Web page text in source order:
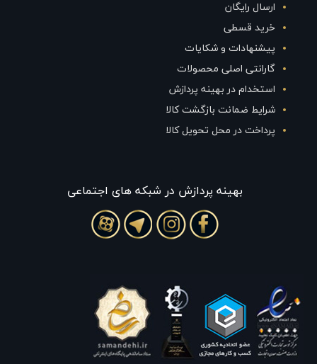
ارسال رایگان
خرید قسطی
پیشنهادات و شکایات
گارانتی اصلی محصولات
استخدام در بهینه پردازش
شرایط ضمانت بازگشت کالا
پرداخت در محل تحویل کالا
بهينه پردازش در شبکه های اجتماعی